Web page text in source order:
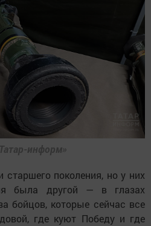
информ»
поколения, но у них
была другой — в глазах
бойцов, которые сейчас все
где куют Победу и где